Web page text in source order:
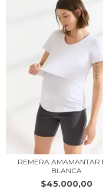
REMERA AMAMANTAR
BLANCA
$45.000,00